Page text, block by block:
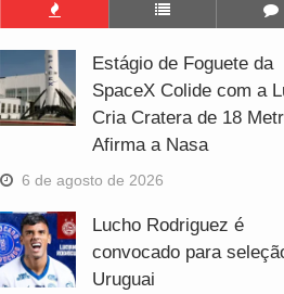
Estágio de Foguete da
SpaceX Colide com a
Cria Cratera de 18
Afirma a Nasa
6 de agosto de 2026
Lucho Rodriguez é
convocado para
Uruguai